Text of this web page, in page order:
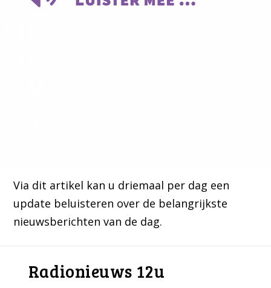
Via dit artikel kan u driemaal per dag een
update beluisteren over de belangrijkste
nieuwsberichten van de dag.
Radionieuws 12u